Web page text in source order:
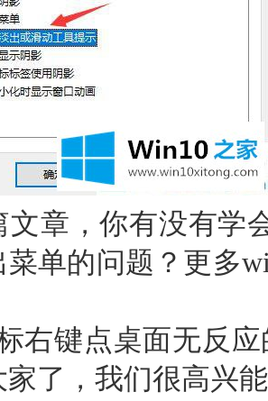
文章，你有没有学
单的问题？更多
右键点桌面无反
了，我们很高兴